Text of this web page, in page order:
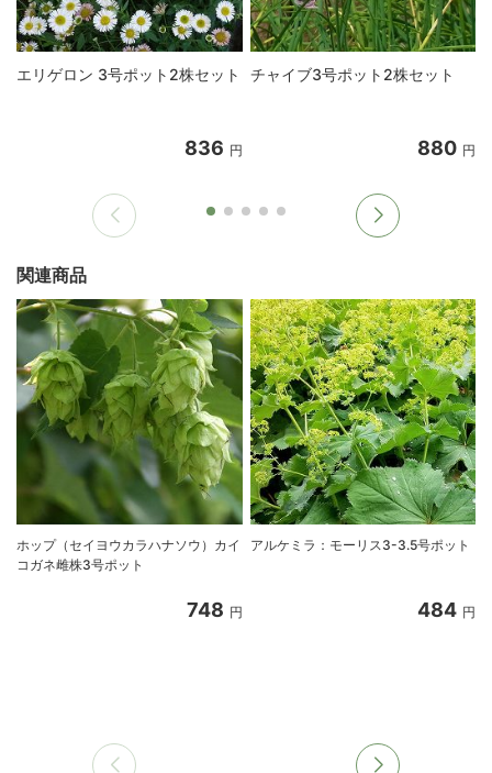
エリゲロン 3号ポット2株セット
836 円
チャイブ3号ポット2株セット
880 円
関連商品
ホップ（セイヨウカラハナソウ）カイ
コガネ雌株3号ポット
748 円
アルケミラ：モーリス3-3.5号ポット
484 円